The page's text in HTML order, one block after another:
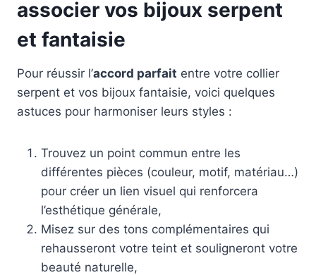
associer vos bijoux serpent
et fantaisie
Pour réussir l’accord parfait entre votre collier
serpent et vos bijoux fantaisie, voici quelques
astuces pour harmoniser leurs styles :
Trouvez un point commun entre les
différentes pièces (couleur, motif, matériau…)
pour créer un lien visuel qui renforcera
l’esthétique générale,
Misez sur des tons complémentaires qui
rehausseront votre teint et souligneront votre
beauté naturelle,